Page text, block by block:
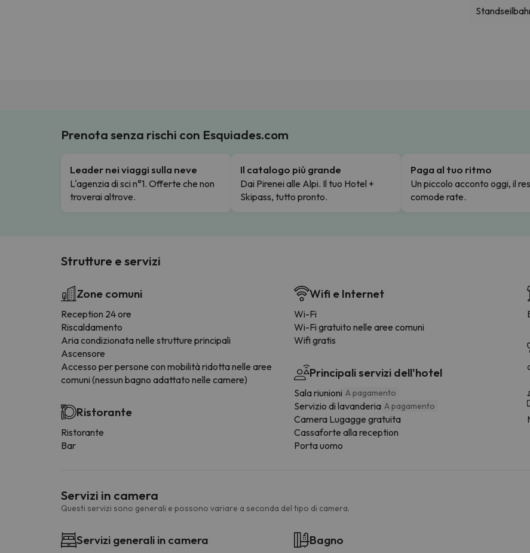
Prenota senza rischi con Esquiades.com
Leader nei viaggi sulla neve
L'agenzia di sci n°1. Offerte che non
troverai altrove.
Il catalogo più grande
Dai Pirenei alle Alpi. Il tuo Hotel +
Skipass, tutto pronto.
Paga al tuo ritmo
Un piccolo acconto oggi, il
comode rate.
Strutture e servizi
Zone comuni
Reception 24 ore
Riscaldamento
Aria condizionata nelle strutture principali
Ascensore
Accesso per persone con mobilità ridotta nelle aree
comuni (nessun bagno adattato nelle camere)
Ristorante
Ristorante
Bar
Wifi e Internet
Wi-Fi
Wi-Fi gratuito nelle aree comuni
Wifi gratis
Principali servizi dell'hotel
Sala riunioni A pagamento
Servizio di lavanderia A pagamento
Camera Lugagge gratuita
Cassaforte alla reception
Porta uomo
Servizi in camera
Questi servizi sono generali e possono variare a seconda del tipo di camera.
Servizi generali in camera Bagno